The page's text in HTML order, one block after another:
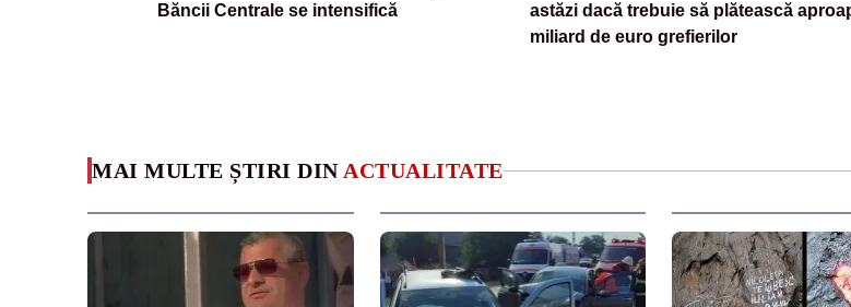
Băncii Centrale se intensifică
astăzi dacă trebuie să plătească
miliard de euro grefierilor
MAI MULTE ȘTIRI DIN ACTUALITATE